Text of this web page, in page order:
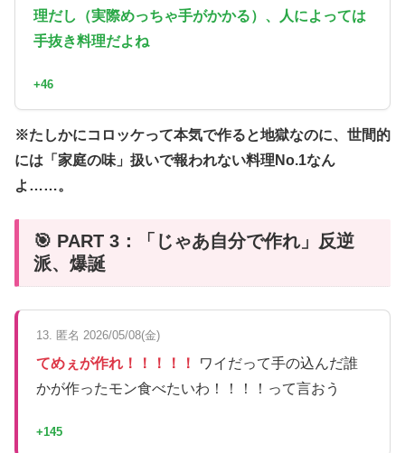
理だし（実際めっちゃ手がかかる）、人によっては
手抜き料理だよね
+46
※たしかにコロッケって本気で作ると地獄なのに、世間的
には「家庭の味」扱いで報われない料理No.1なん
よ……。
🎯 PART 3：「じゃあ自分で作れ」反逆
派、爆誕
13. 匿名 2026/05/08(金)
てめぇが作れ！！！！！
ワイだって手の込んだ誰
かが作ったモン食べたいわ！！！！って言おう
+145